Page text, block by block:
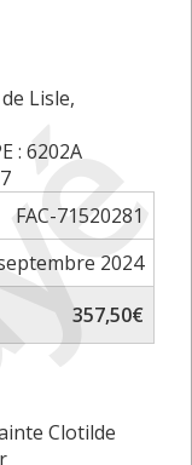
Lisle,
: 6202A
FAC-71520281
2024
357,50€
Clotilde